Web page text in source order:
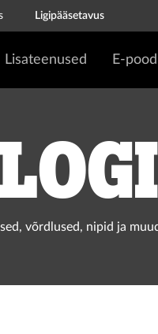
Ligipääsetavus
Lisateenused E-pood
võrdlused, nipid ja